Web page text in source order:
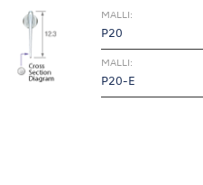
MALLI:
P20
MALLI:
P20-E